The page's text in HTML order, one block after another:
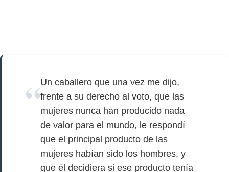
Un caballero que una vez me dijo,
frente a su derecho al voto, que las
mujeres nunca han producido nada
de valor para el mundo, le respondí
que el principal producto de las
mujeres habían sido los hombres, y
que él decidiera si ese producto tenía